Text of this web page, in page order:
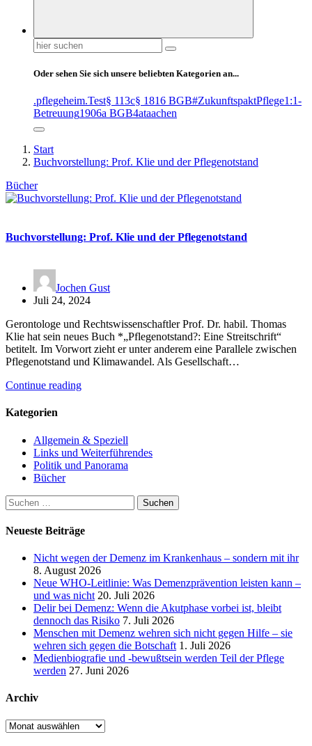
Suchen
nach:
Oder sehen Sie sich unsere beliebten Kategorien an...
.pflegeheim.Test§ 113c§ 1816 BGB#ZukunftspaktPflege1:1-
Betreuung1906a BGB4ataachen
Start
Buchvorstellung: Prof. Klie und der Pflegenotstand
Bücher
Buchvorstellung: Prof. Klie und der Pflegenotstand
Jochen Gust
Juli 24, 2024
Gerontologe und Rechtswissenschaftler Prof. Dr. habil. Thomas
Klie hat sein neues Buch *„Pflegenotstand?: Eine Streitschrift“
betitelt. Im Vorwort zieht er unter anderem eine Parallele zwischen
Pflegenotstand und Klimawandel. Als Gesellschaft…
Continue reading
Kategorien
Allgemein & Speziell
Links und Weiterführendes
Politik und Panorama
Bücher
Suchen
nach:
Neueste Beiträge
Nicht wegen der Demenz im Krankenhaus – sondern mit ihr
8. August 2026
Neue WHO-Leitlinie: Was Demenzprävention leisten kann –
und was nicht 20. Juli 2026
Delir bei Demenz: Wenn die Akutphase vorbei ist, bleibt
dennoch das Risiko 7. Juli 2026
Menschen mit Demenz wehren sich nicht gegen Hilfe – sie
wehren sich gegen die Botschaft 1. Juli 2026
Medienbiografie und -bewußtsein werden Teil der Pflege
werden 27. Juni 2026
Archiv
Archiv